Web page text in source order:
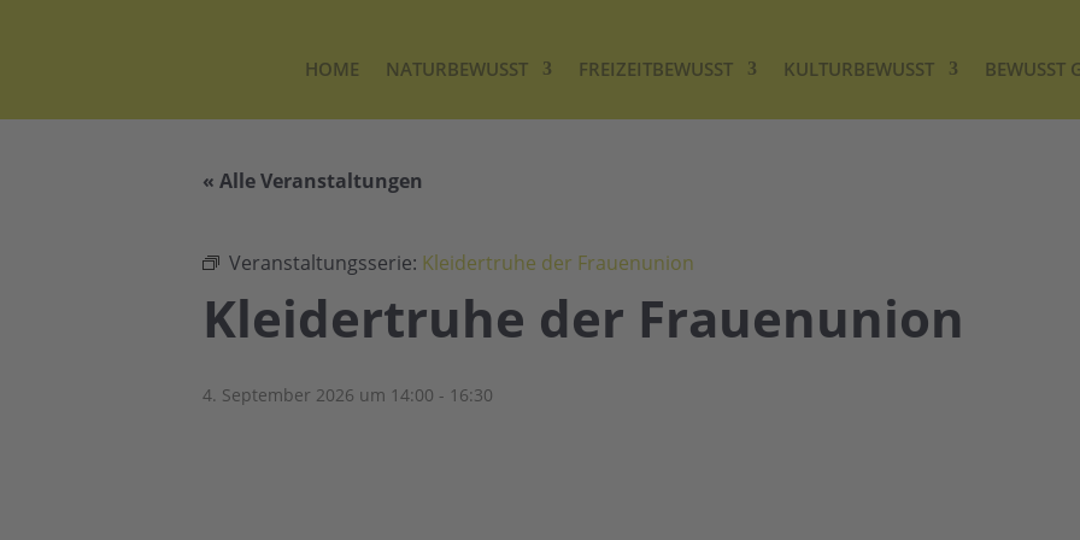
HOME NATURBEWUSST FREIZEITBEWUSST KULTURBEWUSST BEWUSST
« Alle Veranstaltungen
Veranstaltungsserie: Kleidertruhe der Frauenunion
Kleidertruhe der Frauenunion
4. September 2026 um 14:00 - 16:30